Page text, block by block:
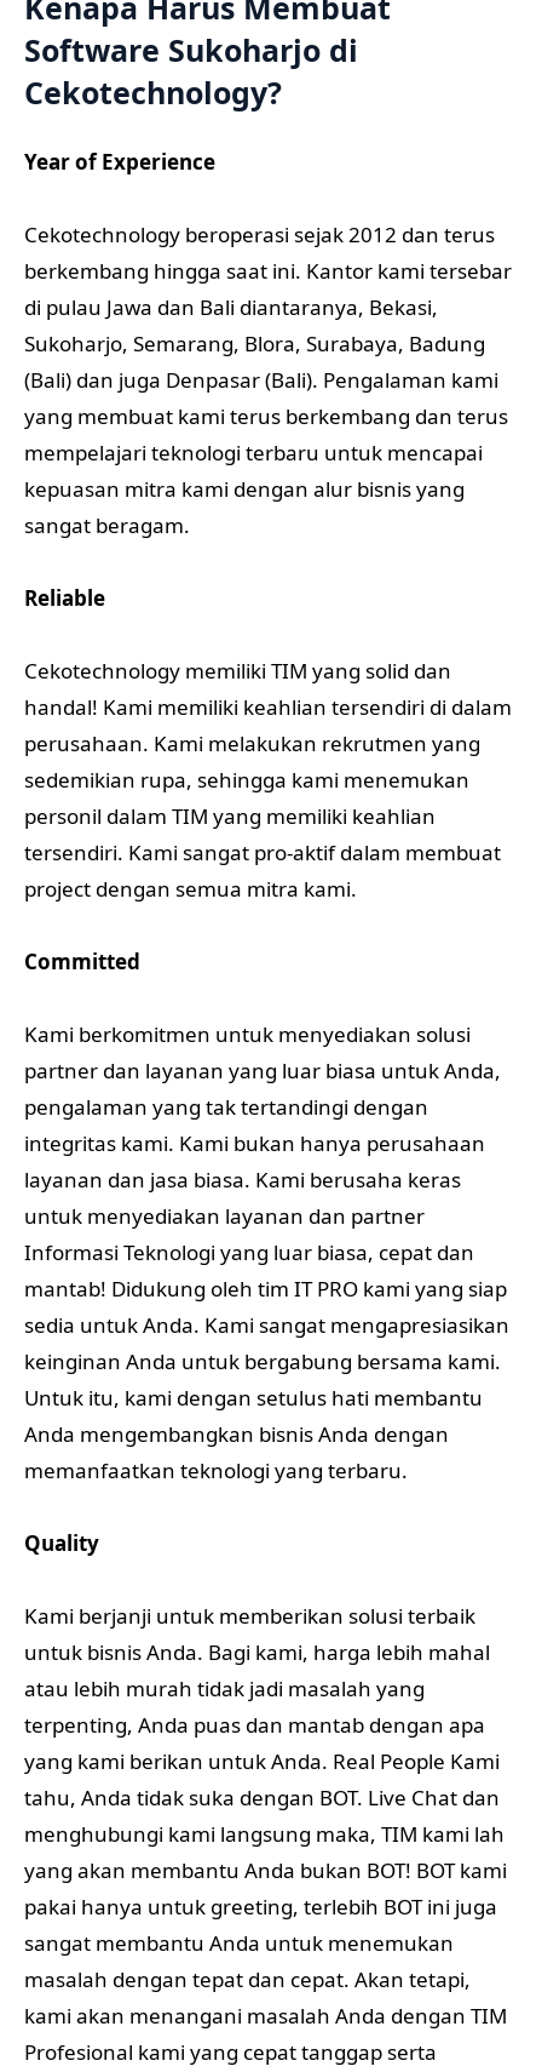
Software Sukoharjo di
Cekotechnology?
Year of Experience
Cekotechnology beroperasi sejak 2012 dan terus
berkembang hingga saat ini. Kantor kami tersebar
di pulau Jawa dan Bali diantaranya, Bekasi,
Sukoharjo, Semarang, Blora, Surabaya, Badung
(Bali) dan juga Denpasar (Bali). Pengalaman kami
yang membuat kami terus berkembang dan terus
mempelajari teknologi terbaru untuk mencapai
kepuasan mitra kami dengan alur bisnis yang
sangat beragam.
Reliable
Cekotechnology memiliki TIM yang solid dan
handal! Kami memiliki keahlian tersendiri di dalam
perusahaan. Kami melakukan rekrutmen yang
sedemikian rupa, sehingga kami menemukan
personil dalam TIM yang memiliki keahlian
tersendiri. Kami sangat pro-aktif dalam membuat
project dengan semua mitra kami.
Committed
Kami berkomitmen untuk menyediakan solusi
partner dan layanan yang luar biasa untuk Anda,
pengalaman yang tak tertandingi dengan
integritas kami. Kami bukan hanya perusahaan
layanan dan jasa biasa. Kami berusaha keras
untuk menyediakan layanan dan partner
Informasi Teknologi yang luar biasa, cepat dan
mantab! Didukung oleh tim IT PRO kami yang siap
sedia untuk Anda. Kami sangat mengapresiasikan
keinginan Anda untuk bergabung bersama kami.
Untuk itu, kami dengan setulus hati membantu
Anda mengembangkan bisnis Anda dengan
memanfaatkan teknologi yang terbaru.
Quality
Kami berjanji untuk memberikan solusi terbaik
untuk bisnis Anda. Bagi kami, harga lebih mahal
atau lebih murah tidak jadi masalah yang
terpenting, Anda puas dan mantab dengan apa
yang kami berikan untuk Anda. Real People Kami
tahu, Anda tidak suka dengan BOT. Live Chat dan
menghubungi kami langsung maka, TIM kami lah
yang akan membantu Anda bukan BOT! BOT kami
pakai hanya untuk greeting, terlebih BOT ini juga
sangat membantu Anda untuk menemukan
masalah dengan tepat dan cepat. Akan tetapi,
kami akan menangani masalah Anda dengan TIM
Profesional kami yang cepat tanggap serta